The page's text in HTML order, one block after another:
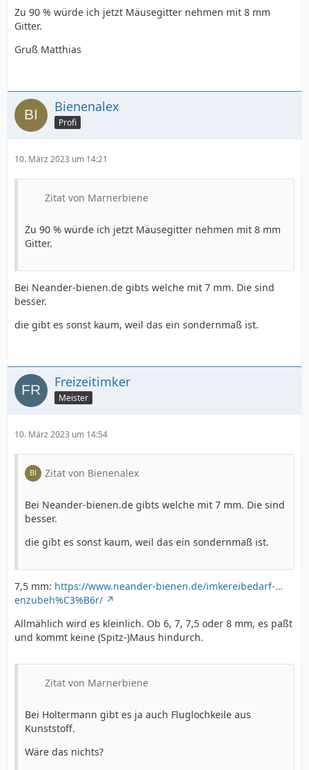
Zu 90 % würde ich jetzt Mäusegitter nehmen mit 8 mm
Gitter.
Gruß Matthias
Bienenalex
Profi
10. März 2023 um 14:21
Zitat von Marnerbiene
Zu 90 % würde ich jetzt Mäusegitter nehmen mit 8 mm
Gitter.
Bei Neander-bienen.de gibts welche mit 7 mm. Die sind
besser.
die gibt es sonst kaum, weil das ein sondernmaß ist.
Freizeitimker
Meister
10. März 2023 um 14:54
Zitat von Bienenalex
Bei Neander-bienen.de gibts welche mit 7 mm. Die sind
besser.
die gibt es sonst kaum, weil das ein sondernmaß ist.
7,5 mm: https://www.neander-bienen.de/imkereibedarf-…
enzubeh%C3%B6r/
Allmählich wird es kleinlich. Ob 6, 7, 7,5 oder 8 mm, es paßt
und kommt keine (Spitz-)Maus hindurch.
Zitat von Marnerbiene
Bei Holtermann gibt es ja auch Fluglochkeile aus
Kunststoff.
Wäre das nichts?